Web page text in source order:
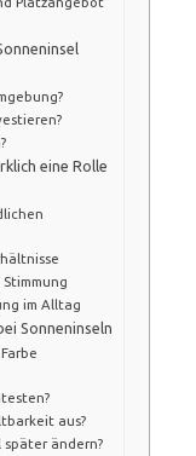
eine Rolle
im Alltag
Sonneninseln
aus?
später ändern?